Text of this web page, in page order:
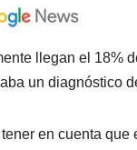
llegan el 18%
un diagnóstico
en cuenta